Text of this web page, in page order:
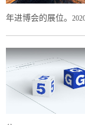
年进博会的展位。